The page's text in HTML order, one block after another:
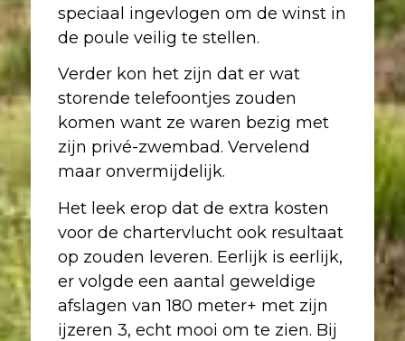
speciaal ingevlogen om de winst in
de poule veilig te stellen.
Verder kon het zijn dat er wat
storende telefoontjes zouden
komen want ze waren bezig met
zijn privé-zwembad. Vervelend
maar onvermijdelijk.
Het leek erop dat de extra kosten
voor de chartervlucht ook resultaat
op zouden leveren. Eerlijk is eerlijk,
er volgde een aantal geweldige
afslagen van 180 meter+ met zijn
ijzeren 3, echt mooi om te zien. Bij